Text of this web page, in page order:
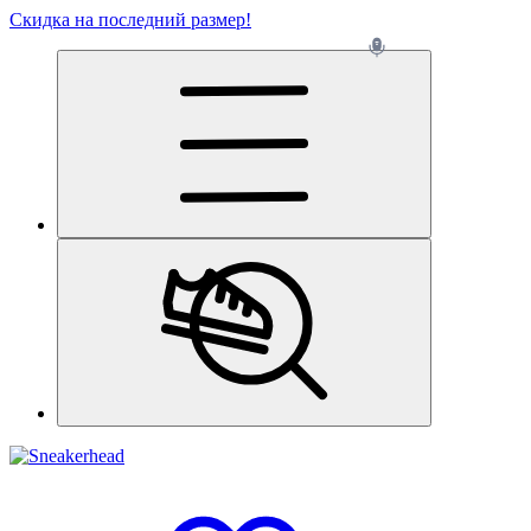
Скидка на последний размер!